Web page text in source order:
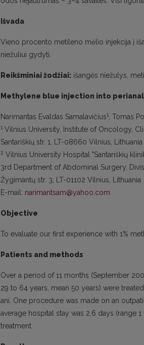
Išvada
Vieno procento metileno mėlio injekcija į
niežuliui gydyti.
Reikšminiai žodžiai: išangės niežulys,
Methylene blue injection into
Narimantas Evaldas Samalavičius1, Tomas
1 Vilnius University, Institute of Oncology,
Santariškių str. 1, LT-08660 Vilnius, Lithuania
2 Vilnius University Hospital "Santariškių
3rd Department of Abdominal Surgery,
Žygimantų str. 3, LT-01102 Vilnius, Lithuania
E-mail: narimantsam@yahoo.com
Objective
To evaluate our first experience with 1%
Patients and methods
Over a period of 11 months (September
29 to 64 years, mean 50 years) were
ani. One procedure was made on an
average hospital stay was 2.6 days (range
treatment.